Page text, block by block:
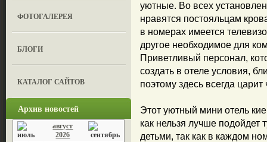
ФОТОГАЛЕРЕЯ
БЛОГИ
КАТАЛОГ САЙТОВ
Архив новостей
август
2026
уютные. Во всех
нравятся постояльцам
в номерах имеется
другое необходимое для
Приветливый персонал,
создать в отеле условия,
поэтому здесь всегда царит
Этот уютный мини отель
как нельзя лучше подойдет
детьми, так как в каждом